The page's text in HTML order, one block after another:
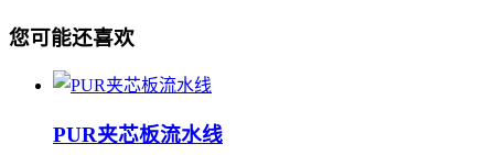
您可能还喜欢
PUR夹芯板流水线